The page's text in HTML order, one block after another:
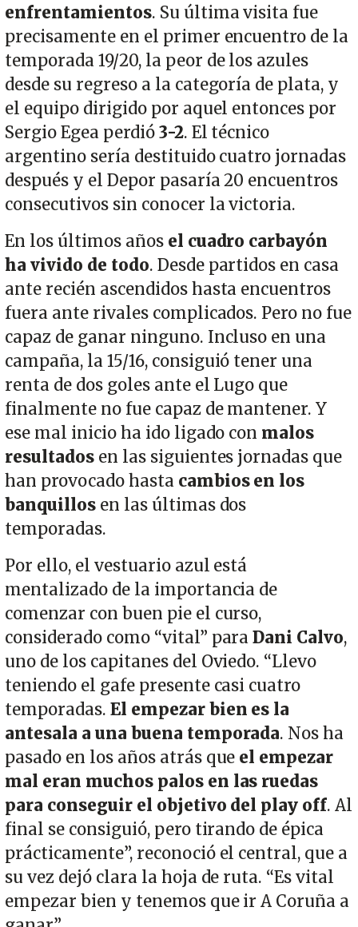
enfrentamientos. Su última visita fue
precisamente en el primer encuentro de la
temporada 19/20, la peor de los azules
desde su regreso a la categoría de plata, y
el equipo dirigido por aquel entonces por
Sergio Egea perdió3-2. El técnico
argentino sería destituido cuatro jornadas
después y el Depor pasaría 20 encuentros
consecutivos sin conocer la victoria.
En los últimos años el cuadro carbayón
ha vivido de todo. Desde partidos en casa
ante recién ascendidos hasta encuentros
fuera ante rivales complicados. Pero no fue
capaz de ganar ninguno. Incluso en una
campaña, la 15/16, consiguió tener una
renta de dos goles ante el Lugo que
finalmente no fue capaz de mantener. Y
ese mal inicio ha ido ligado con malos
resultadosen las siguientes jornadas que
han provocado hasta cambios en los
banquillosen las últimas dos
temporadas.
Por ello, el vestuario azul está
mentalizado de la importancia de
comenzar con buen pie el curso,
considerado como “vital” paraDani Calvo,
uno de los capitanes del Oviedo. “Llevo
teniendo el gafe presente casi cuatro
temporadas. El empezar bien es la
antesala a una buena temporada. Nos ha
pasado en los años atrás que el empezar
mal eran muchos palos en las ruedas
para conseguir el objetivo del play off. Al
final se consiguió, pero tirando de épica
prácticamente”, reconoció el central, que a
su vez dejó clara la hoja de ruta. “Es vital
empezar bien y tenemos que ir A Coruña a